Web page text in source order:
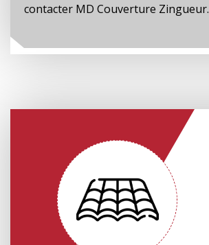
contacter MD Couverture Zingueur.